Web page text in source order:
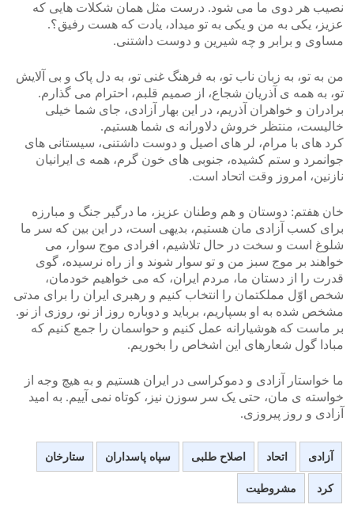
نصیب هر دوی ما می شود. درست مثل همان شکلات هایی که
عزیز، یکی به من و یکی به تو میداد، یادت که هست رفیق؟.
مساوی و برابر و چه شیرین و دوست داشتنی.
من به تو، به زبان ناب تو، به فرهنگ غنی تو، به دل پاک و بی آلایش
تو، به همه ی آذریان شجاع، از صمیم قلبم، احترام می گذارم.
برادران و خواهران آذریم، در این بهار آزادی، جای شما خیلی
خالیست، منتظر خروش دلاورانه ی شما هستیم.
کرد های با مرام، لر های اصیل و دوست داشتنی، سیستانی های
جوانمرد و ستم کشیده، جنوبی های خون گرم، همه ی ایرانیان
نازنین، امروز وقت اتحاد است.
خان هفتم: دوستان و هم وطنان عزیز، ما درگیر جنگ و مبارزه
برای کسب آزادی مان هستیم، بدیهی است، در این بین که سر ما
شلوغ است و سخت در حال تلاشیم، افرادی موج سوار، می
خواهند بر موج سبز من و تو سوار شوند و از راه نرسیده، گوی
قدرت را از دستان ما، مردم ایران، که می خواهیم خودمان،
شخص اوّل مملکتمان را انتخاب کنیم و رهبری ایران را برای مدتی
مشخص شده به او بسپاریم، برباید و دوباره روز از نو، روزی از نو.
بر ماست که هوشیارانه عمل کنیم و حواسمان را جمع کنیم که
مبادا گول شعارهای این اشخاص را بخوریم.
ما خواستار آزادی و دموکراسی در ایران هستیم و به هیچ وجه از
خواسته ی مان، حتی یک سر سوزن نیز، کوتاه نمی آییم. به امید
آزادی و روز پیروزی.
آزادی اتحاد اصلاح طلبی سپاه پاسداران ستارخان
کرد مشروطیت